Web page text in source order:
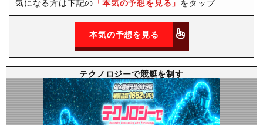
気になる方は下記の 「本気の予想を見る」 をタップ
本気の予想を見る
テクノロジーで競艇を制す